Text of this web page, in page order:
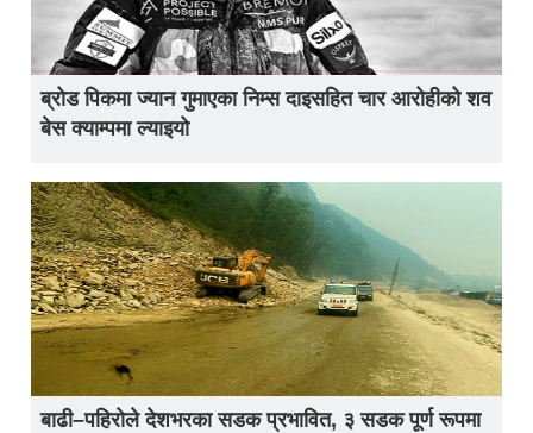
ब्रोड पिकमा ज्यान गुमाएका निम्स दाइसहित चार आरोहीको शव
बेस क्याम्पमा ल्याइयो
बाढी–पहिरोले देशभरका सडक प्रभावित, ३ सडक पूर्ण रूपमा